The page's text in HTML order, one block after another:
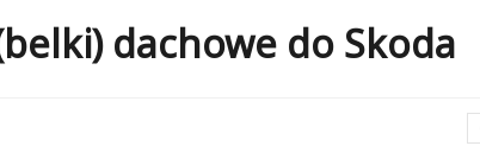
dachowe do Skoda